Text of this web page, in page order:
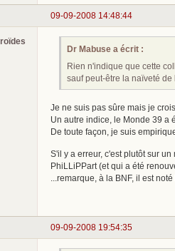
09-09-2008 14:48:44
Dr Mabuse a écrit :
Rien n'indique que cette
sauf peut-être la naïveté de
Je ne suis pas sûre mais je
Un autre indice, le Monde 39 a
De toute façon, je suis
S'il y a erreur, c'est plutôt sur
PhiLLiPPart (et qui a été
...remarque, à la BNF, il est
09-09-2008 19:54:35